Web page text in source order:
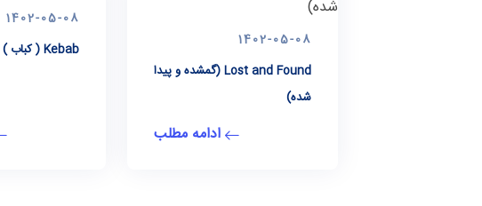
1402-05-08
Lost and Found (گمشده و پیدا
شده)
ادامه مطلب
1402-05-08
Kebab ( کباب )